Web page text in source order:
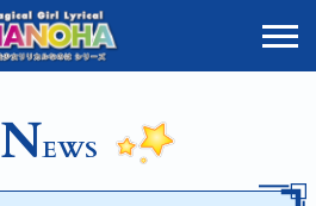
NEWS